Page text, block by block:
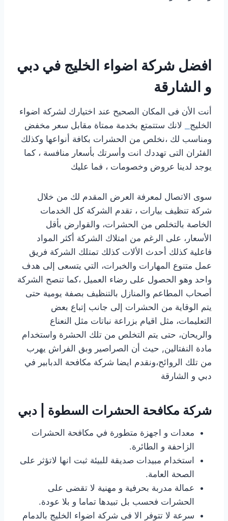
افضل شركة اضواء الخليج في دبي
و الشارقة
أنت الأن فى المكان الصحيح عند اختيارك لشركة اضواء
الخليج
لانك ستتمتع بخدمة ممتاة مقابل سعر مخفض
ومناسب لك ،نخلص من الحشرات بكافة أنواعها وكذلك
الفئران التى تهددك انت وأسرتك بأسعار منافسة ، كما
يوجد لدينا عروض وخصومات ، فما عليك
سوى الاتصال لمعرفة العرض المقدم لك من خلال
شركة تنظيف بيارات ، تقدم الشركة كل الخدمات
الخاصة بالتخلص من الحشرات، والقوارض بأقل
الأسعار، على الرغم من امتلاك الشركة أكثر المواد
فاعلية كذلك أحدث الألات كذلك تمتلك الشركة فريق
عمل متنوع المهارات والخبرات، التي يتسعى إلى هدف
واحد وهو الحصول على رضاء العميل ،كما تنصح الشركة
أصحاب المطاعم والمنازل بالتنظيف بصفة يومية حتى
يتم الوقاية من الحشرات إلى جانب إتباع بعض
التعليمات، مثل اقيام بزراعة نباتات مثل النعناع
والريحان، حتى يتم التخلص من تلك الحشرة واستخدام
مادة النفتالين, حيث أن الصراصير وبق الفراش يهرب
من تلك الروائح،ونقدم ايضا شركة مكافحة الدبابير في
دبي و الشارقة
شركة مكافحة الحشرات السطوة | دبي
معدات و اجهزة متطورة في مكافحة الحشرات
الزاحفة و الطائرة.
استخدام مبيدات صديقة للبيئة ثبت انها لاتؤثر على
الصحة العامة.
عمالة مدربة بحرفية و مهنية لا تقضى على
الحشرات فحسب بل تبيدها تماما و بلا عودة.
سرعة لا تتوفر الا فى شركة اضواء الخليج بالدمام